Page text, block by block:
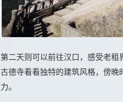
第二天则可以前往汉口，感受老
古德寺看看独特的建筑风格，傍
力。